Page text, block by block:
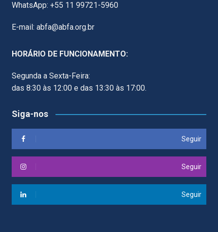
WhatsApp: +55 11 99721-5960
E-mail: abfa@abfa.org.br
HORÁRIO DE FUNCIONAMENTO:
Segunda a Sexta-Feira:
das 8:30 às 12:00 e das 13:30 às 17:00.
Siga-nos
Seguir
Seguir
Seguir